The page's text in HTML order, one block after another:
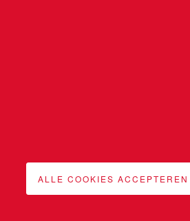
ALLE COOKIES ACCEPTEREN